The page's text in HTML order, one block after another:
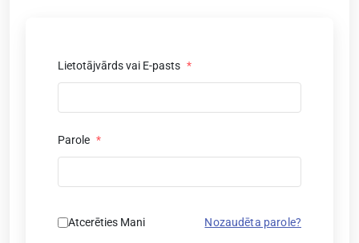
Lietotājvārds vai E-pasts *
Parole *
Atcerēties Mani Nozaudēta parole?